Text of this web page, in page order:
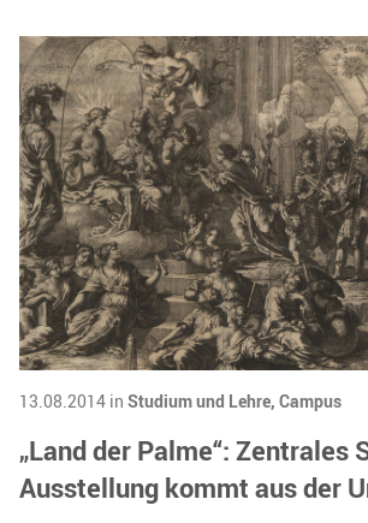
13.08.2014 in Studium und Lehre, Campus
„Land der Palme“: Zentrales
Ausstellung kommt aus der